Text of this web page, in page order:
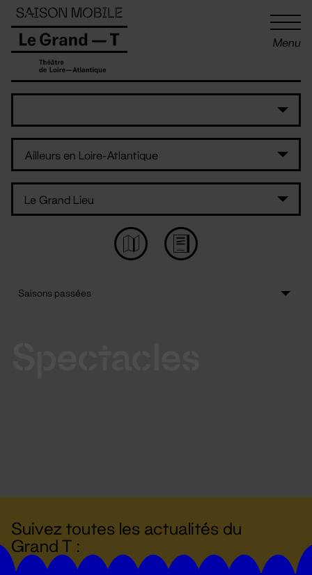
Menu
Suivez toutes les actualités du
Grand T :
Panneau de gestion des cookies